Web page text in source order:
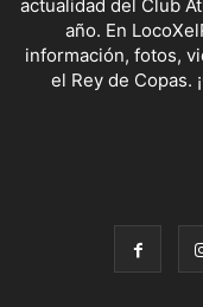
actualidad del Club
año. En
información, fotos,
el Rey de Copas.